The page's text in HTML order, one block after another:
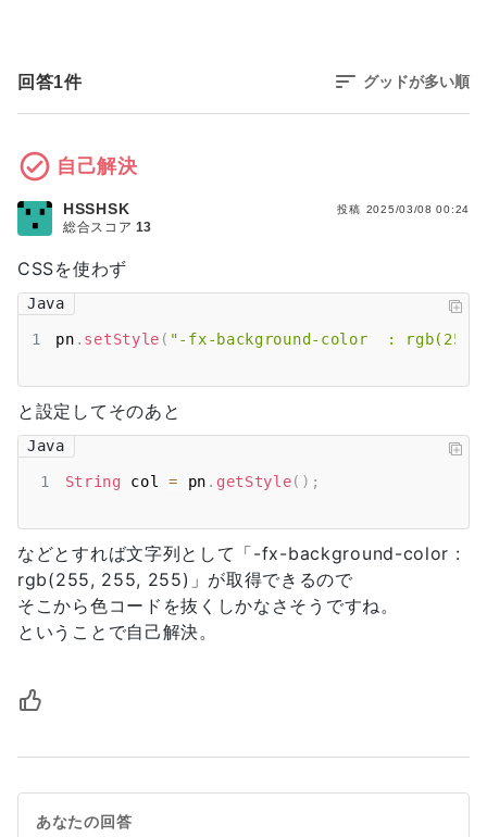
回答1件 グッドが多い順
自己解決
CSSを使わず
Java
1 pn . setStyle ( "-fx-background-color  : rgb(255,
と設定してそのあと
Java
1 String col = pn . getStyle( ) ;
などとすれば文字列として「-fx-background-color :
rgb(255, 255, 255)」が取得できるので
そこから色コードを抜くしかなさそうですね。
ということで自己解決。
投稿 2025/03/08 00:24
HSSHSK
総合スコア 13
あなたの回答